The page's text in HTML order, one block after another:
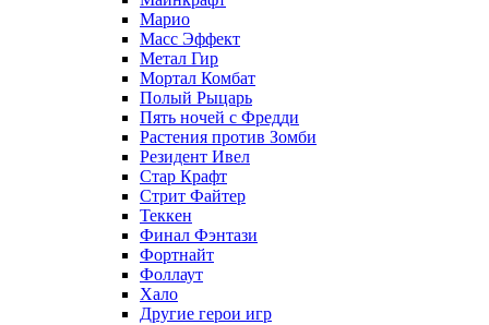
Марио
Масс Эффект
Метал Гир
Мортал Комбат
Полый Рыцарь
Пять ночей с Фредди
Растения против Зомби
Резидент Ивел
Стар Крафт
Стрит Файтер
Теккен
Финал Фэнтази
Фортнайт
Фоллаут
Хало
Другие герои игр